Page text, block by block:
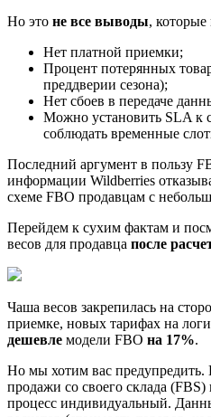
Но это не все выводы,
Нет платной приемки;
Процент потерянных
преддверии сезона);
Нет сбоев в передаче
Можно установить SLA к
соблюдать временные
Последний аргумент в пользу
информации Wildberries
схеме FBO продавцам с
Перейдем к сухим фактам и
весов для продавца после
Чаша весов закрепилась на
приемке, новых тарифах на
дешевле модели FBO на 17%.
Но мы хотим вас предупредить.
продажи со своего склада
процесс индивидуальный.